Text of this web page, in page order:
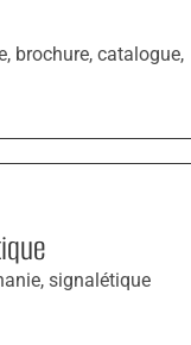
brochure, catalogue,
signalétique